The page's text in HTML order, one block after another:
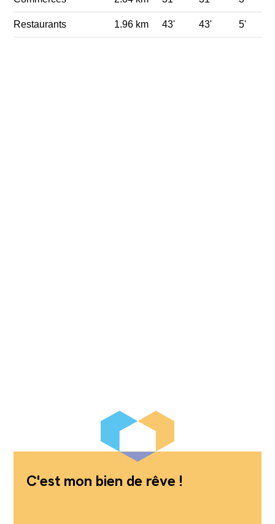
Restaurants 1.96 km 43' 43' 5'
C'est mon bien de rêve !